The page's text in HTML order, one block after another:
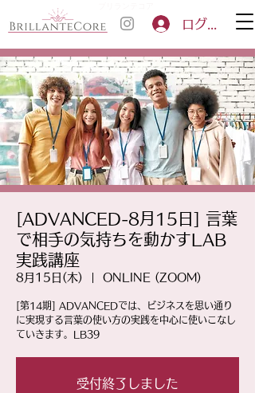
ログイン
[ADVANCED-8月15日] 言葉
で相手の気持ちを動かすLAB
実践講座
8月15日(木) ONLINE (ZOOM)
[第14期] ADVANCEDでは、ビジネスを思い通り
に実現する言葉の使い方の実践を中心に使いこなし
ていきます。LB39
受付終了しました